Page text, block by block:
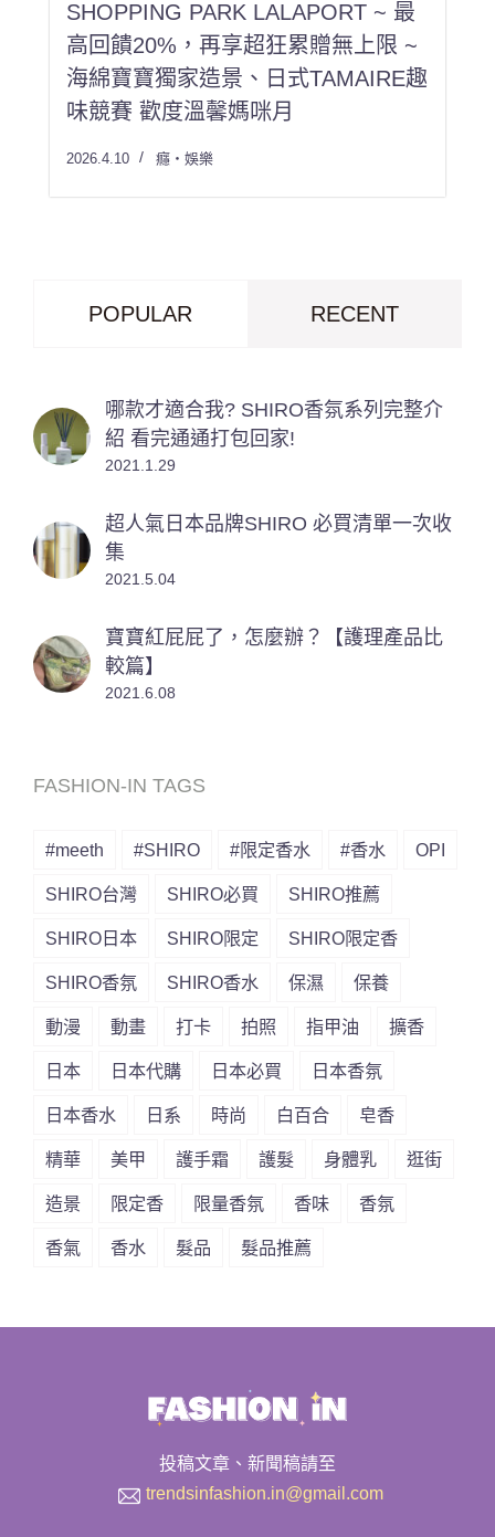
SHOPPING PARK LALAPORT ~ 最
高回饋20%，再享超狂累贈無上限 ~
海綿寶寶獨家造景、日式TAMAIRE趣
味競賽 歡度溫馨媽咪月
2026.4.10 癮・娛樂
POPULAR RECENT
哪款才適合我? SHIRO香氛系列完整介
紹 看完通通打包回家!
2021.1.29
超人氣日本品牌SHIRO 必買清單一次收
集
2021.5.04
寶寶紅屁屁了，怎麼辦？【護理產品比
較篇】
2021.6.08
FASHION-IN TAGS
#meeth #SHIRO #限定香水 #香水 OPI
SHIRO台灣 SHIRO必買 SHIRO推薦
SHIRO日本 SHIRO限定 SHIRO限定香
SHIRO香氛 SHIRO香水 保濕 保養
動漫 動畫 打卡 拍照 指甲油 擴香
日本 日本代購 日本必買 日本香氛
日本香水 日系 時尚 白百合 皂香
精華 美甲 護手霜 護髮 身體乳 逛街
造景 限定香 限量香氛 香味 香氛
香氣 香水 髮品 髮品推薦
投稿文章、新聞稿請至
trendsinfashion.in@gmail.com